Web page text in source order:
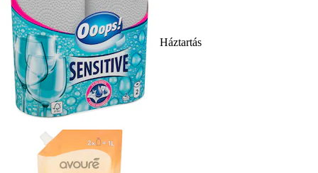
Háztartás